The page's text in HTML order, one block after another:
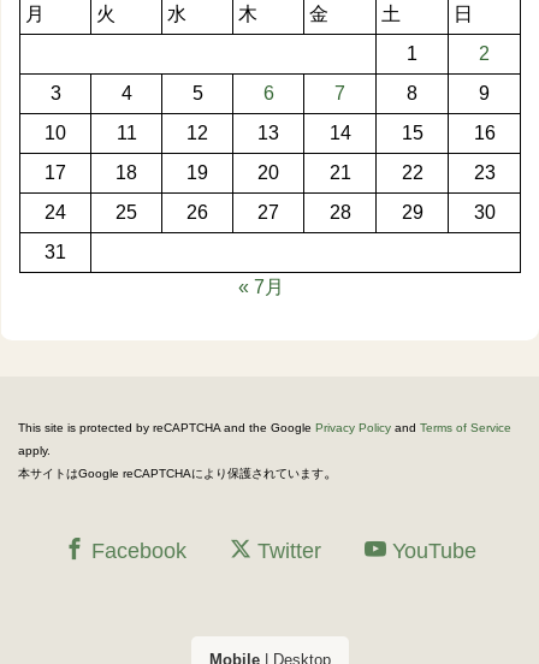
月 火 水 木 金 土
日
1
2
3
4 5 6 7 8
9
10
11 12 13 14 15
16
17
18 19 20 21 22
23
24
25 26 27 28 29
30
31
« 7月
This site is protected by reCAPTCHA and the Google Privacy Policy and Terms of Service
apply.
本サイトはGoogle reCAPTCHAにより保護されています。
Facebook Twitter YouTube
Mobile| Desktop